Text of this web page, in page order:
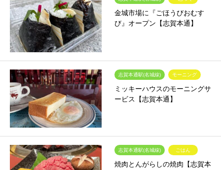
金城市場に『ごほうびおむす
び』オープン【志賀本通】
志賀本通駅(名城線) モーニング
ミッキーハウスのモーニングサ
ービス【志賀本通】
志賀本通駅(名城線) ごはん
焼肉とんがらしの焼肉【志賀本